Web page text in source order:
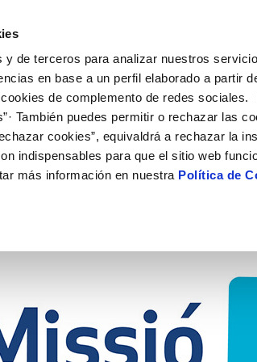
y de terceros para analizar nuestros
en base a un perfil elaborado a partir
de complemento de redes
También puedes permitir o rechazar las
cookies”, equivaldrá a rechazar la
indispensables para que el sitio web
más información en nuestra Política de
de titular
de suministro
VER TODAS LAS GESTIONES
Tu Servicio
AL CLIENTE
contacto
interés
y afectaciones
Customer
Normativa
Tu Agua
del agua
DE GESTIÓN Y CERTIFICADOS
AMBIENTAL